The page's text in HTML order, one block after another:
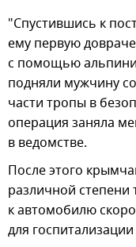
"Спустившись к
ему первую
с помощью
подняли мужчину
части тропы в
операция заняла
в ведомстве.
После этого
различной степени
к автомобилю
для